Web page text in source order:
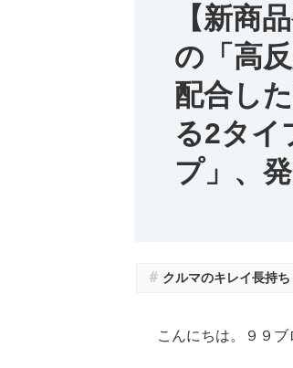
【新商
の「高
配合し
る2タイ
プ」、
＃ クルマのキレイ長持
こんにちは。９９